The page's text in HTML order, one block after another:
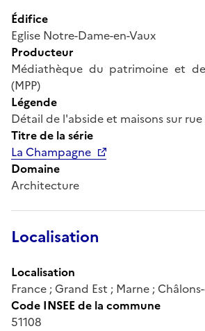
Édifice
Eglise Notre-Dame-en-Vaux
Producteur
Médiathèque du patrimoine et
(MPP)
Légende
Détail de l'abside et maisons sur rue
Titre de la série
La Champagne
Domaine
Architecture
Localisation
Localisation
France ; Grand Est ; Marne ;
Code INSEE de la commune
51108